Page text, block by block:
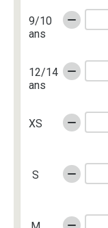
9/10
ans
12/14
ans
XS
S